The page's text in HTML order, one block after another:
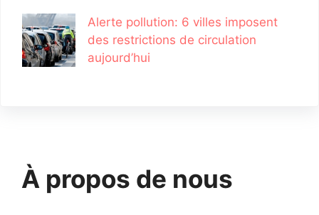
Alerte pollution: 6 villes imposent
des restrictions de circulation
aujourd’hui
À propos de nous